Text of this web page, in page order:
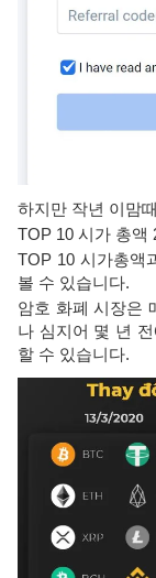
하지만 작년 이맘
TOP 10 시가 총액
TOP 10 시가총액
볼 수 있습니다.
암호 화폐 시장은
나 심지어 몇 년
할 수 있습니다.